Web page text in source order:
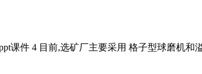
课件 4 目前,选矿厂主要采用 格子型球磨机和